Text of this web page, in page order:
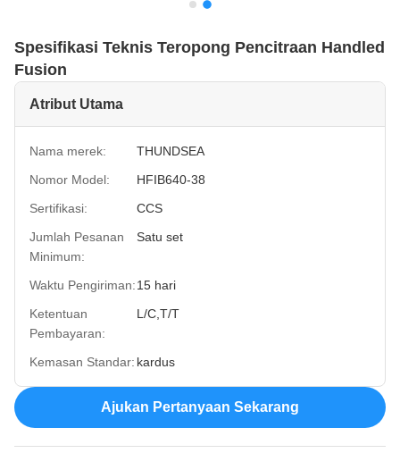
Spesifikasi Teknis Teropong Pencitraan Handled
Fusion
Atribut Utama
Nama merek:
THUNDSEA
Nomor Model:
HFIB640-38
Sertifikasi:
CCS
Jumlah Pesanan
Minimum:
Satu set
Waktu Pengiriman:15 hari
Ketentuan
Pembayaran:
L/C,T/T
Kemasan Standar: kardus
Ajukan Pertanyaan Sekarang